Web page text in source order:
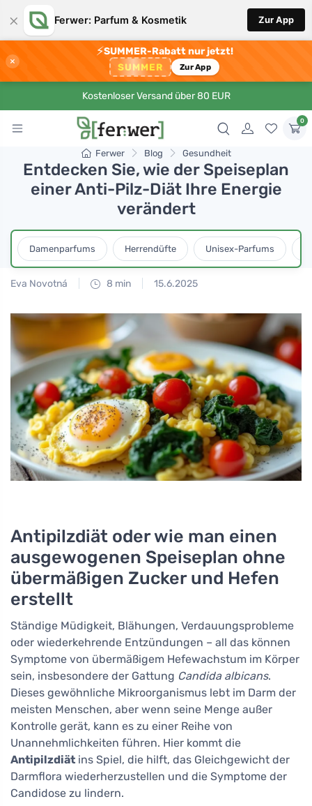
× Ferwer: Parfum & Kosmetik Zur App
×
⚡SUMMER-Rabatt nur jetzt!
SUMMER Zur App
Kostenloser Versand über 80 EUR
0
Ferwer Blog Gesundheit
Entdecken Sie, wie der Speiseplan
einer Anti-Pilz-Diät Ihre Energie
verändert
Damenparfums Herrendüfte Unisex-Parfums
Eva Novotná 8 min 15.6.2025
Antipilzdiät oder wie man einen
ausgewogenen Speiseplan ohne
übermäßigen Zucker und Hefen
erstellt
Ständige Müdigkeit, Blähungen, Verdauungsprobleme
oder wiederkehrende Entzündungen – all das können
Symptome von übermäßigem Hefewachstum im Körper
sein, insbesondere der Gattung Candida albicans.
Dieses gewöhnliche Mikroorganismus lebt im Darm der
meisten Menschen, aber wenn seine Menge außer
Kontrolle gerät, kann es zu einer Reihe von
Unannehmlichkeiten führen. Hier kommt die
Antipilzdiät ins Spiel, die hilft, das Gleichgewicht der
Darmflora wiederherzustellen und die Symptome der
Candidose zu lindern.